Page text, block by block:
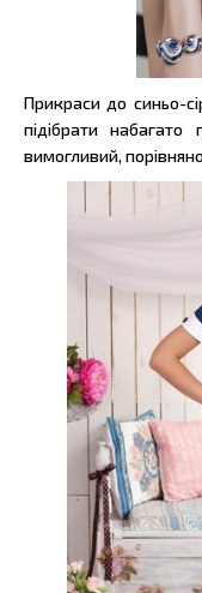
Прикраси до синьо-
підібрати
вимогливий,